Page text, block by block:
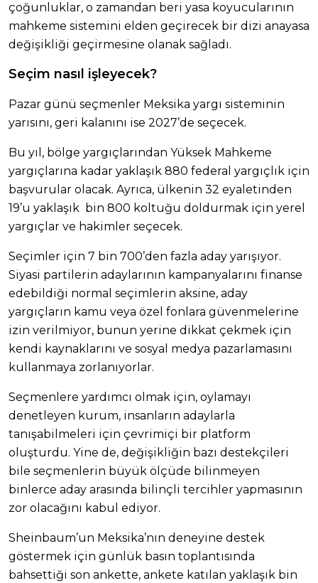
çoğunluklar, o zamandan beri yasa koyucularının
mahkeme sistemini elden geçirecek bir dizi anayasa
değişikliği geçirmesine olanak sağladı.
Seçim nasıl işleyecek?
Pazar günü seçmenler Meksika yargı sisteminin
yarısını, geri kalanını ise 2027’de seçecek.
Bu yıl, bölge yargıçlarından Yüksek Mahkeme
yargıçlarına kadar yaklaşık 880 federal yargıçlık için
başvurular olacak. Ayrıca, ülkenin 32 eyaletinden
19’u yaklaşık bin 800 koltuğu doldurmak için yerel
yargıçlar ve hakimler seçecek.
Seçimler için 7 bin 700’den fazla aday yarışıyor.
Siyasi partilerin adaylarının kampanyalarını finanse
edebildiği normal seçimlerin aksine, aday
yargıçların kamu veya özel fonlara güvenmelerine
izin verilmiyor, bunun yerine dikkat çekmek için
kendi kaynaklarını ve sosyal medya pazarlamasını
kullanmaya zorlanıyorlar.
Seçmenlere yardımcı olmak için, oylamayı
denetleyen kurum, insanların adaylarla
tanışabilmeleri için çevrimiçi bir platform
oluşturdu. Yine de, değişikliğin bazı destekçileri
bile seçmenlerin büyük ölçüde bilinmeyen
binlerce aday arasında bilinçli tercihler yapmasının
zor olacağını kabul ediyor.
Sheinbaum’un Meksika’nın deneyine destek
göstermek için günlük basın toplantısında
bahsettiği son ankette, ankete katılan yaklaşık bin